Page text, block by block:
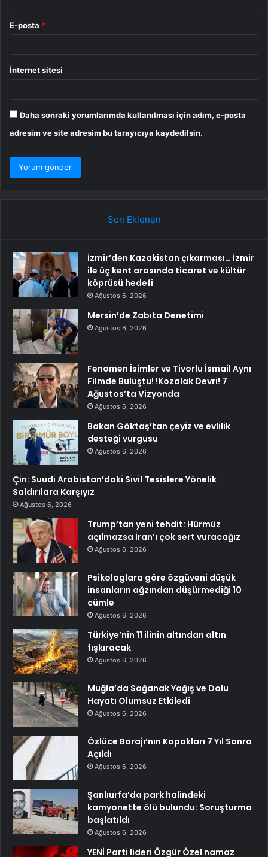
E-posta *
İnternet sitesi
Daha sonraki yorumlarımda kullanılması için adım, e-posta
adresim ve site adresim bu tarayıcıya kaydedilsin.
Son Eklenen
İzmir’den Kazakistan çıkarması… İzmir
ile üç kent arasında ticaret ve kültür
köprüsü hedefi
Ağustos 6, 2026
Mersin’de Zabıta Denetimi
Ağustos 6, 2026
Fenomen İsimler ve Tivorlu İsmail Aynı
Filmde Buluştu! !Kozalak Devri! 7
Ağustos’ta Vizyonda
Ağustos 6, 2026
Bakan Göktaş’tan çeyiz ve evlilik
desteği vurgusu
Ağustos 6, 2026
Çin: Suudi Arabistan’daki Sivil Tesislere Yönelik
Saldırılara Karşıyız
Ağustos 6, 2026
Trump’tan yeni tehdit: Hürmüz
açılmazsa İran’ı çok sert vuracağız
Ağustos 6, 2026
Psikologlara göre özgüveni düşük
insanların ağzından düşürmediği 10
cümle
Ağustos 6, 2026
Türkiye’nin 11 ilinin altından altın
fışkıracak
Ağustos 6, 2026
Muğla’da Sağanak Yağış ve Dolu
Hayatı Olumsuz Etkiledi
Ağustos 6, 2026
Özlüce Barajı’nın Kapakları 7 Yıl Sonra
Açıldı
Ağustos 6, 2026
Şanlıurfa’da park halindeki
kamyonette ölü bulundu: Soruşturma
başlatıldı
Ağustos 6, 2026
YENİ Parti lideri Özgür Özel namaz